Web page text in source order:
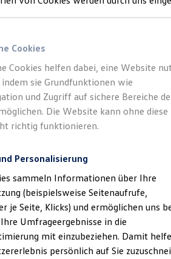
Angebote
Leasing
Leasing
Leasing
Leasing
ohne Anzahlung
mit Schlussrate
und Garantien
Class bei Volkswagen
Tourer
( Impressum & Rechtliches
Cookies
Cookies helfen dabei, eine Website
indem sie Grundfunktionen wie
und Zugriff auf sichere Bereiche
Die Website kann ohne diese
richtig funktionieren.
Personalisierung
sammeln Informationen über Ihre
(beispielsweise Seitenaufrufe,
je Seite, Klicks) und ermöglichen uns
Umfrageergebnisse in die
mit einzubeziehen. Damit
persönlich auf Sie